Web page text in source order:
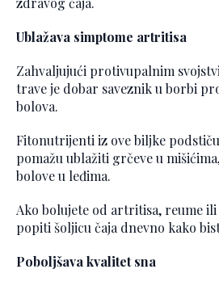
Ublažava simptome artritisa
Zahvaljujući protivupalnim
trave je dobar saveznik u borbi
bolova.
Fitonutrijenti iz ove biljke
pomažu ublažiti grčeve u
bolove u leđima.
Ako bolujete od artritisa, reume
popiti šoljicu čaja dnevno kako
Poboljšava kvalitet sna